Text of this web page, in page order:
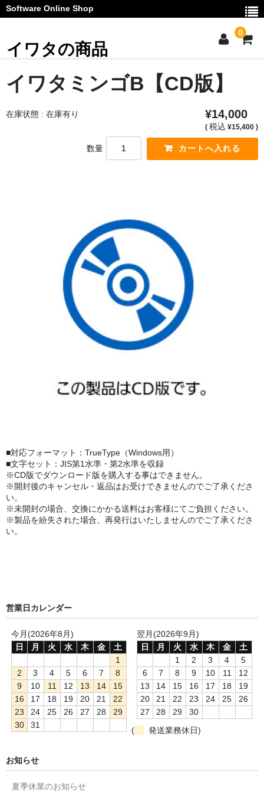
Software Online Shop
イワタの商品
0
ご利用ガイド
イワタミンゴB【CD版】
在庫状態 : 在庫有り ¥14,000
( 税込 ¥15,400 )
数量
■対応フォーマット：TrueType（Windows用）
■文字セット：JIS第1水準・第2水準を収録
※CD版でダウンロード版を購入する事はできません。
※開封後のキャンセル・返品はお受けできませんのでご了承くださ
い。
※未開封の場合、交換にかかる送料はお客様にてご負担ください。
※製品を紛失された場合、再発行はいたしませんのでご了承くださ
い。
営業日カレンダー
今月(2026年8月)
日
月 火 水 木 金
土
1
2
3 4 5 6 7
8
9
10 11 12 13 14
15
16
17 18 19 20 21
22
23
24 25 26 27 28
29
30
31
翌月(2026年9月)
日
月 火 水 木 金
土
1
2 3 4
5
6
7 8 9 10 11
12
13
14 15 16 17 18
19
20
21 22 23 24 25
26
27
28 29
30
(
発送業務休日)
お知らせ
夏季休業のお知らせ